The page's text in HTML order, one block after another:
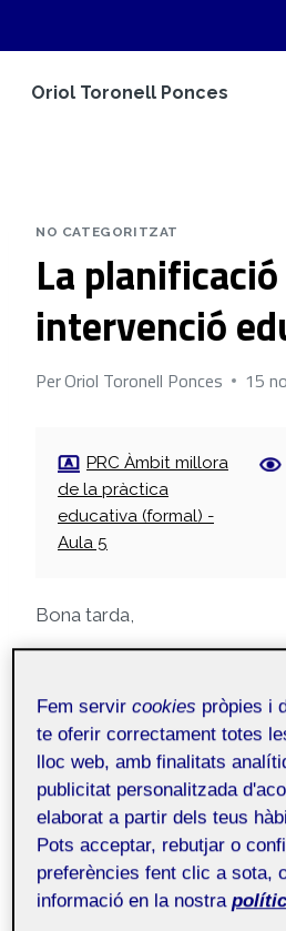
Oriol Toronell Ponces
NO CATEGORITZAT
La
intervenció
PerOriol Toronell Ponces 15
PRC Àmbit millora
de la pràctica
educativa (formal) -
Aula 5
Bona tarda,
de la intervenció educativa en
treballant. Unallibreta de
usuaris de l’Hospital de dia
autoavaluadora.
Cal esmentar que en aquest
apareix l’observació prèvia ni
Fem servircookies pròpies i
te oferir correctament totes
lloc web, amb finalitats
publicitat personalitzada
elaborat a partir dels teus
Pots acceptar, rebutjar o
preferències fent clic a sota,
informació en la nostra